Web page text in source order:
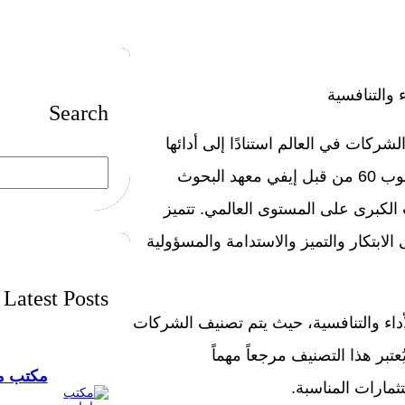
في العالم استنادًا إلى أدائها
وتنافسيتها في سوق الأعمال العالمي. يتم إعداد تصنيف إيفي توب 60 من قبل إيفي معهد البحوث
الكبرى على المستوى العالمي. تتميز
تصنيف إيفي توب 60 بقدرتها على الابتكار والتميز والاستدامة والمسؤولية
الأداء والتنافسية، حيث يتم تصنيف الشركات
هذا التصنيف مرجعاً مهماً
المناسبة.
Search
a
r
Latest Posts
مكتب